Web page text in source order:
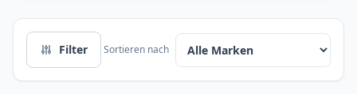
Filter Sortieren nach